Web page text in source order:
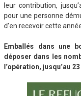
leur contribution,
pour une personne
d’en recevoir cette
Emballés dans une
déposer dans les
l’opération, jusqu’au